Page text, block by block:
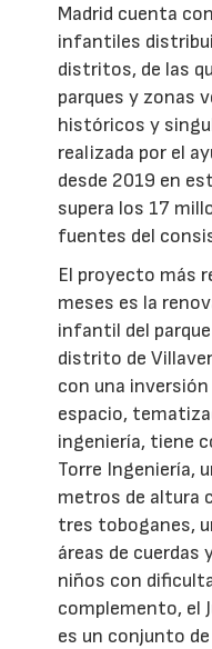
Madrid cuenta
infantiles
distritos, de las
parques y zonas
históricos y
realizada por el
desde 2019 en
supera los 17
fuentes del
El proyecto más
meses es la
infantil del
distrito de
con una
espacio,
ingeniería, tiene
Torre Ingeniería,
metros de altura
tres toboganes,
áreas de cuerdas
niños con
complemento, el
es un conjunto